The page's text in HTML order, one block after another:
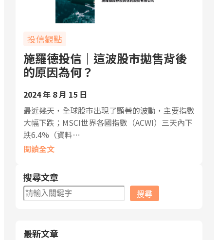
投信觀點
施羅德投信｜這波股市拋售背後
的原因為何？
2024 年 8 月 15 日
最近幾天，全球股市出現了顯著的波動，主要指數
大幅下跌；MSCI世界各國指數（ACWI）三天內下
跌6.4%（資料…
閱讀全文
搜尋文章
搜
尋
搜尋
最新文章